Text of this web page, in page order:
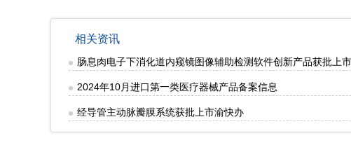
相关资讯
肠息肉电子下消化道内窥镜图像辅助检测软件创新产品获批上
2024年10月进口第一类医疗器械产品备案信息
经导管主动脉瓣膜系统获批上市渝快办